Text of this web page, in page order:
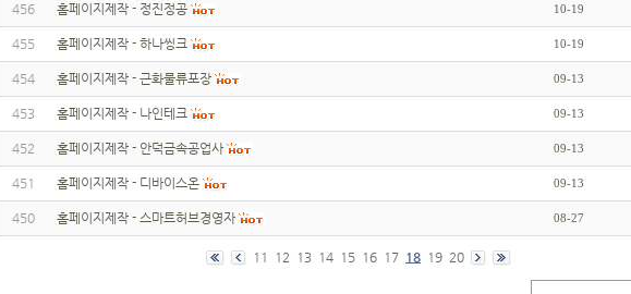
456 홈페이지제작 - 정진정공 10-19
455 홈페이지제작 - 하나씽크 10-19
454 홈페이지제작 - 근화물류포장 09-13
453 홈페이지제작 - 나인테크 09-13
452 홈페이지제작 - 안덕금속공업사 09-13
451 홈페이지제작 - 디바이스온 09-13
450 홈페이지제작 - 스마트허브경영자 08-27
11 12 13 14 15 16 17 18 19 20